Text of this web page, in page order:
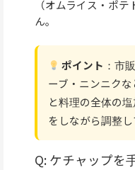
（オムライス・ポ
ん。
ポイント ：市
ーブ・ニンニク
と料理の全体の
をしながら調整し
Q: ケチャップを